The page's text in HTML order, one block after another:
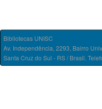
Bibliotecas UNISC
Av. Independência, 2293, Bairro
Santa Cruz do Sul - RS / Brasil.